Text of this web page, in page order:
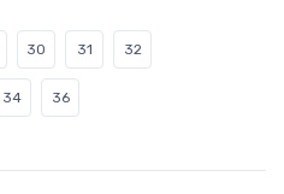
30 31 32
34 36